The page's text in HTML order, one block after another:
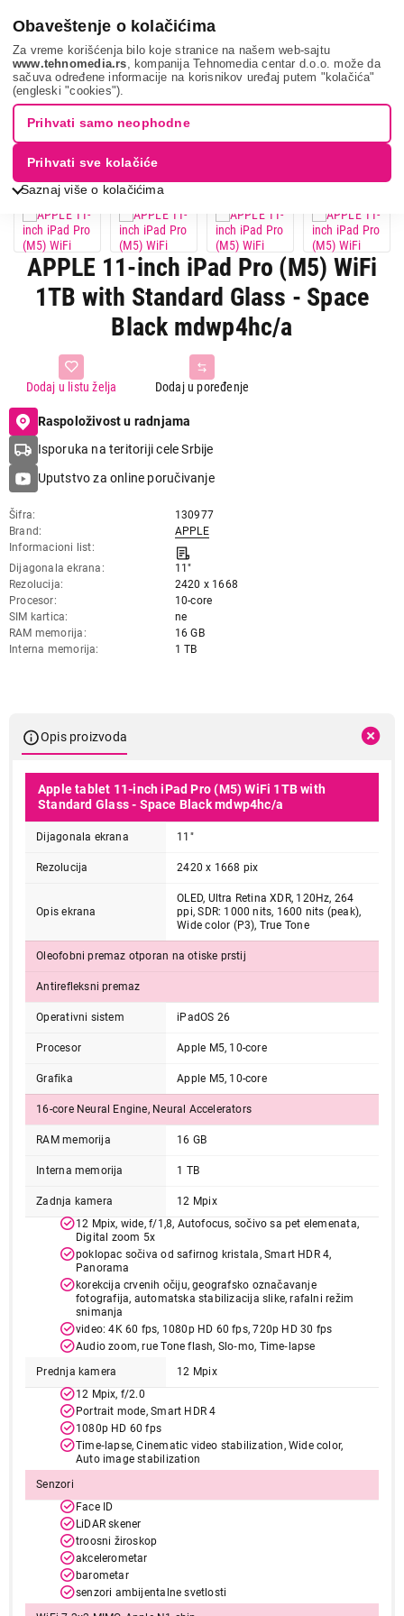
Obaveštenje o kolačićima
Za vreme korišćenja bilo koje stranice na našem web-sajtu
www.tehnomedia.rs , kompanija Tehnomedia centar d.o.o. može da
sačuva određene informacije na korisnikov uređaj putem "kolačića"
(engleski "cookies").
Saznaj više o kolačićima
Prihvati samo neophodne
Prihvati sve kolačiće
Apple 11-inch i...
APPLE 11-inch iPad Pro (M5) WiFi
1TB with Standard Glass - Space
Black mdwp4hc/a
Dodaj u poređenje
Dodaj u listu želja
Raspoloživost u radnjama
Isporuka na teritoriji cele Srbije
Uputstvo za online poručivanje
Šifra
130977
Brand
APPLE
Informacioni list
Dijagonala ekrana
11"
Rezolucija
2420 x 1668
Procesor
10-core
SIM kartica
ne
RAM memorija
16 GB
Interna memorija
1 TB
Opis proizvoda
Apple tablet 11-inch iPad Pro (M5) WiFi 1TB with
Standard Glass - Space Black mdwp4hc/a
Dijagonala ekrana 11"
Rezolucija 2420 x 1668 pix
Opis ekrana
OLED, Ultra Retina XDR, 120Hz, 264
ppi, SDR: 1000 nits, 1600 nits (peak),
Wide color (P3), True Tone
Oleofobni premaz otporan na otiske prstij
Antirefleksni premaz
Operativni sistem iPadOS 26
Procesor Apple M5, 10-core
Grafika Apple M5, 10-core
16-core Neural Engine, Neural Accelerators
RAM memorija 16 GB
Interna memorija 1 TB
Zadnja kamera
12 Mpix
12 Mpix, wide, f/1,8, Autofocus, sočivo sa pet elemenata,
Digital zoom 5x
poklopac sočiva od safirnog kristala, Smart HDR 4,
Panorama
korekcija crvenih očiju, geografsko označavanje
fotografija, automatska stabilizacija slike, rafalni režim
snimanja
video: 4K 60 fps, 1080p HD 60 fps, 720p HD 30 fps
Audio zoom, rue Tone flash, Slo‑mo, Time‑lapse
Prednja kamera
12 Mpix
12 Mpix, f/2.0
Portrait mode, Smart HDR 4
1080p HD 60 fps
Time‑lapse, Cinematic video stabilization, Wide color,
Auto image stabilization
Senzori
Face ID
LiDAR skener
troosni žiroskop
akcelerometar
barometar
senzori ambijentalne svetlosti
263.990,00
TABLETI
APPLE 11-inch iPad Pro (M5) WiFi 1TB
with Standard Glass - Space Black
mdwp4hc/a
Proizvod je dodat u korpu.
Ukupno u korpi:
Nastavi kupovinu
Završi kupovinu